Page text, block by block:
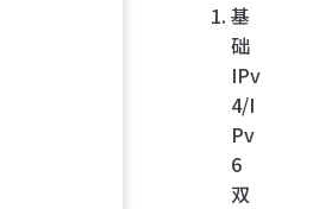
基
础
IPv
4/I
Pv
6
双